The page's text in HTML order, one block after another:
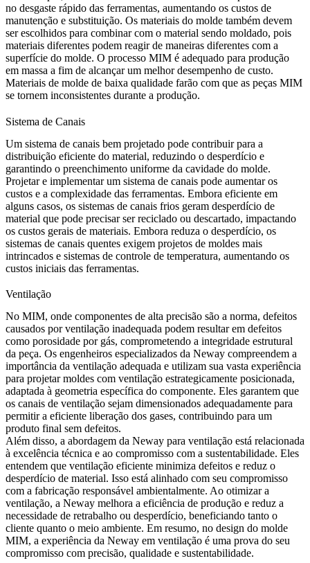
no desgaste rápido das ferramentas, aumentando os custos de
manutenção e substituição. Os materiais do molde também devem
ser escolhidos para combinar com o material sendo moldado, pois
materiais diferentes podem reagir de maneiras diferentes com a
superfície do molde. O processo MIM é adequado para produção
em massa a fim de alcançar um melhor desempenho de custo.
Materiais de molde de baixa qualidade farão com que as peças MIM
se tornem inconsistentes durante a produção.
Sistema de Canais
Um sistema de canais bem projetado pode contribuir para a
distribuição eficiente do material, reduzindo o desperdício e
garantindo o preenchimento uniforme da cavidade do molde.
Projetar e implementar um sistema de canais pode aumentar os
custos e a complexidade das ferramentas. Embora eficiente em
alguns casos, os sistemas de canais frios geram desperdício de
material que pode precisar ser reciclado ou descartado, impactando
os custos gerais de materiais. Embora reduza o desperdício, os
sistemas de canais quentes exigem projetos de moldes mais
intrincados e sistemas de controle de temperatura, aumentando os
custos iniciais das ferramentas.
Ventilação
No MIM, onde componentes de alta precisão são a norma, defeitos
causados por ventilação inadequada podem resultar em defeitos
como porosidade por gás, comprometendo a integridade estrutural
da peça. Os engenheiros especializados da Neway compreendem a
importância da ventilação adequada e utilizam sua vasta experiência
para projetar moldes com ventilação estrategicamente posicionada,
adaptada à geometria específica do componente. Eles garantem que
os canais de ventilação sejam dimensionados adequadamente para
permitir a eficiente liberação dos gases, contribuindo para um
produto final sem defeitos.
Além disso, a abordagem da Neway para ventilação está relacionada
à excelência técnica e ao compromisso com a sustentabilidade. Eles
entendem que ventilação eficiente minimiza defeitos e reduz o
desperdício de material. Isso está alinhado com seu compromisso
com a fabricação responsável ambientalmente. Ao otimizar a
ventilação, a Neway melhora a eficiência de produção e reduz a
necessidade de retrabalho ou desperdício, beneficiando tanto o
cliente quanto o meio ambiente. Em resumo, no design do molde
MIM, a experiência da Neway em ventilação é uma prova do seu
compromisso com precisão, qualidade e sustentabilidade.